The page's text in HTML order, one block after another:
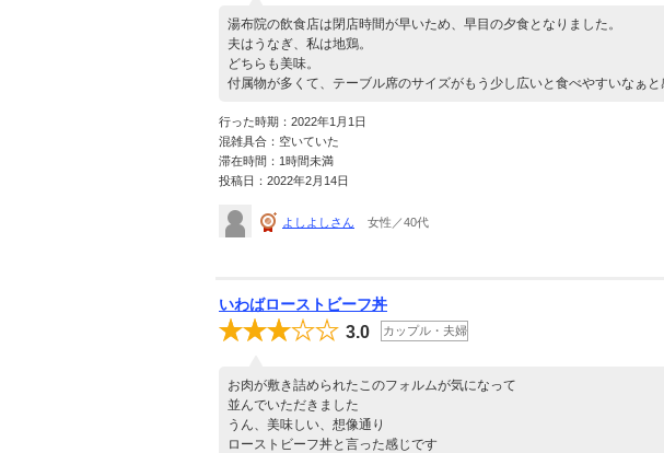
湯布院の飲食店は閉店時間が早いため、早目の夕食となりました。
夫はうなぎ、私は地鶏。
どちらも美味。
付属物が多くて、テーブル席のサイズがもう少し広いと食べやすいなぁと
行った時期：2022年1月1日
混雑具合：空いていた
滞在時間：1時間未満
投稿日：2022年2月14日
よしよしさん 女性／40代
いわばローストビーフ丼
3.0 カップル・夫婦
お肉が敷き詰められたこのフォルムが気になって
並んでいただきました
うん、美味しい、想像通り
ローストビーフ丼と言った感じです